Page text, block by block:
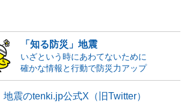
「知る防災」地震
いざという時にあわてないために
確かな情報と行動で防災力アップ
地震のtenki.jp公式X（旧Twitter）